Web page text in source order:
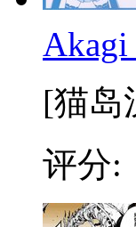
[猫岛
评分: